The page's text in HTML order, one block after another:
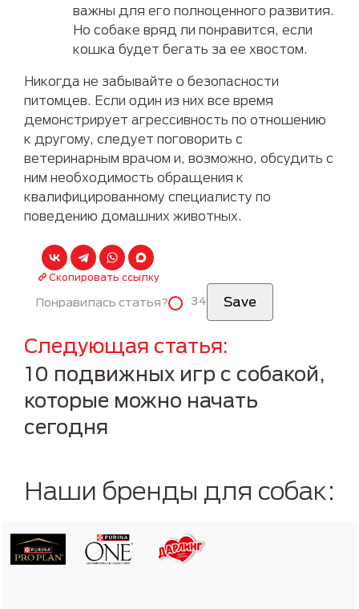
важны для его полноценного развития.
Но собаке вряд ли понравится, если
кошка будет бегать за ее хвостом.
Никогда не забывайте о безопасности
питомцев. Если один из них все время
демонстрирует агрессивность по отношению
к другому, следует поговорить с
ветеринарным врачом и, возможно, обсудить с
ним необходимость обращения к
квалифицированному специалисту по
поведению домашних животных.
Скопировать ссылку
Понравилась статья? 34
Следующая статья
10 подвижных игр с собакой,
которые можно начать
сегодня
Наши бренды для собак: